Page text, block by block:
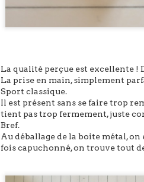
La qualité perçue est excellente !
La prise en main, simplement
Sport classique.
Il est présent sans se faire trop
tient pas trop fermement, juste
Bref.
Au déballage de la boite métal,
fois capuchonné, on trouve tout
Le point d’équilibre est situé vers